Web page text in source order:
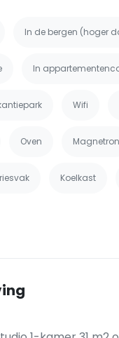
In de bergen (hoger
In
Wifi
Oven Magnetron
Koelkast